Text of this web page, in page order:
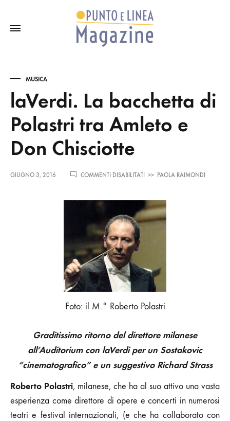
MUSICA
laVerdi. La bacchetta di
Polastri tra Amleto e
Don Chisciotte
GIUGNO 3, 2016 COMMENTI DISABILITATI
SU
BACCHETTA
DI
POLASTRI
CHISCIOTTE
>> PAOLA RAIMONDI
Foto: il M.° Roberto Polastri
Graditissimo ritorno del direttore milanese
all’Auditorium con laVerdi per un Sostakovic
“cinematografico” e un suggestivo Richard Strass
Roberto Polastri, milanese, che ha al suo attivo una vasta
esperienza come direttore di opere e concerti in numerosi
teatri e festival internazionali, (e che ha collaborato con